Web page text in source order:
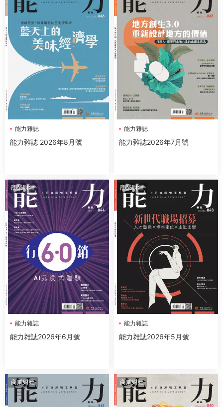
能力雜誌
能力雜誌 2026年8月號
能力雜誌
能力雜誌2026年7月號
商業财經
能力雜誌
能力雜誌2026年6月號
商業财經
能力雜誌
能力雜誌2026年5月號
商業财經 商業财經